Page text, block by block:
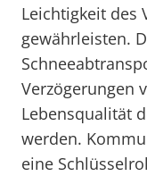
Leichtigkeit des
gewährleisten.
Verzögerungen
Lebensqualität
werden.
eine